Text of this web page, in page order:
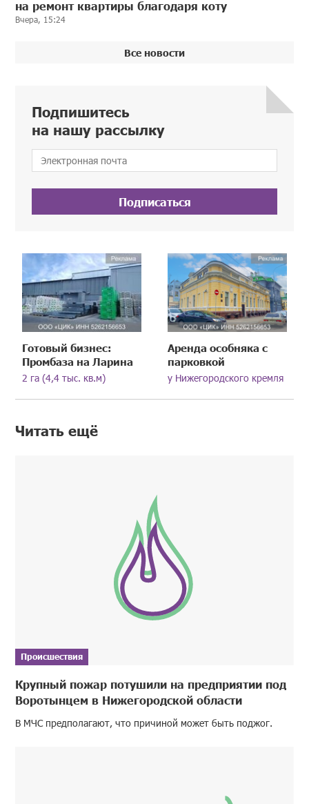
на ремонт квартиры благодаря коту
Вчера, 15:24
Все новости
Подпишитесь
на нашу рассылку
Подписаться
Готовый бизнес:
Промбаза на Ларина
2 га (4,4 тыс. кв.м)
Аренда особняка с
парковкой
у Нижегородского кремля
Читать ещё
Происшествия
Крупный пожар потушили на предприятии под
Воротынцем в Нижегородской области
В МЧС предполагают, что причиной может быть поджог.